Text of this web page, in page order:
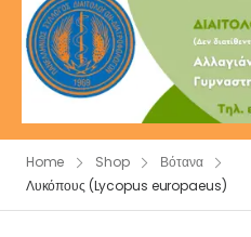
Home Shop
Βότανα
Λυκόπους (Lycopus europaeus)